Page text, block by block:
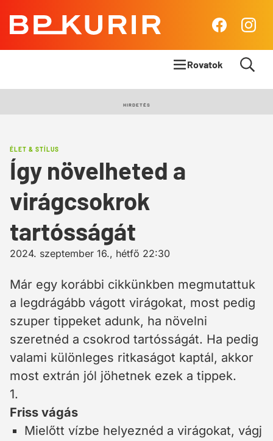
Body & Mind
Queens Blog
Rovatok
HIRDETÉS
ÉLET & STÍLUS
Így növelheted a
virágcsokrok
tartósságát
2024. szeptember 16., hétfő 22:30
Már egy korábbi cikkünkben megmutattuk
a legdrágább vágott virágokat, most pedig
szuper tippeket adunk, ha növelni
szeretnéd a csokrod tartósságát. Ha pedig
valami különleges ritkaságot kaptál, akkor
most extrán jól jöhetnek ezek a tippek.
1.
Friss vágás
Mielőtt vízbe helyeznéd a virágokat, vágj